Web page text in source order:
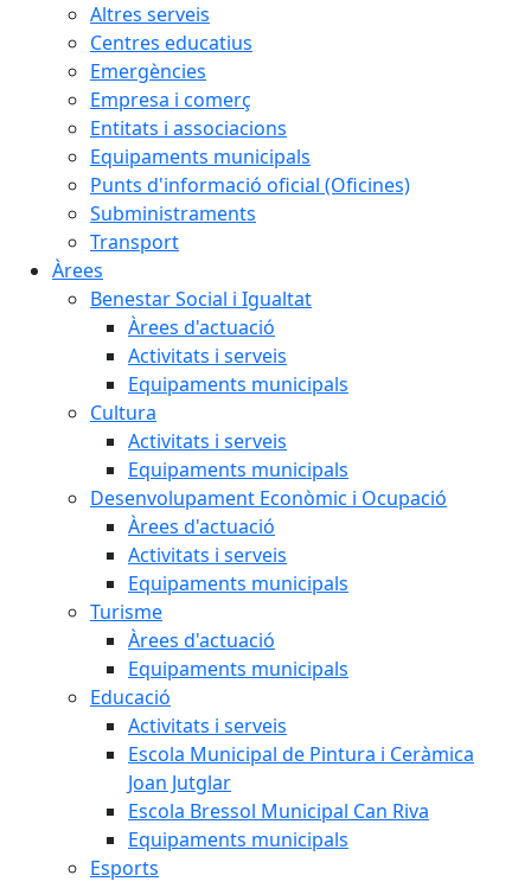
Altres serveis
Centres educatius
Emergències
Empresa i comerç
Entitats i associacions
Equipaments municipals
Punts d'informació oficial (Oficines)
Subministraments
Transport
Àrees
Benestar Social i Igualtat
Àrees d'actuació
Activitats i serveis
Equipaments municipals
Cultura
Activitats i serveis
Equipaments municipals
Desenvolupament Econòmic i Ocupació
Àrees d'actuació
Activitats i serveis
Equipaments municipals
Turisme
Àrees d'actuació
Equipaments municipals
Educació
Activitats i serveis
Escola Municipal de Pintura i Ceràmica
Joan Jutglar
Escola Bressol Municipal Can Riva
Equipaments municipals
Esports